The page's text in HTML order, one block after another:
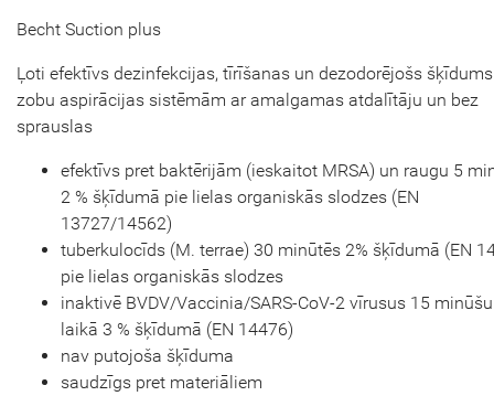
Becht Suction plus
Ļoti efektīvs dezinfekcijas, tīrīšanas un dezodorējošs šķīdums
zobu aspirācijas sistēmām ar amalgamas atdalītāju un bez
sprauslas
efektīvs pret baktērijām (ieskaitot MRSA) un raugu 5
2 % šķīdumā pie lielas organiskās slodzes (EN
13727/14562)
tuberkulocīds (M. terrae) 30 minūtēs 2% šķīdumā (EN
pie lielas organiskās slodzes
inaktivē BVDV/Vaccinia/SARS-CoV-2 vīrusus 15 minūšu
laikā 3 % šķīdumā (EN 14476)
nav putojoša šķīduma
saudzīgs pret materiāliem